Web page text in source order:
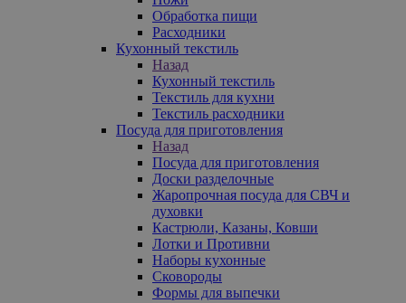
Обработка пищи
Расходники
Кухонный текстиль
Назад
Кухонный текстиль
Текстиль для кухни
Текстиль расходники
Посуда для приготовления
Назад
Посуда для приготовления
Доски разделочные
Жаропрочная посуда для СВЧ и
духовки
Кастрюли, Казаны, Ковши
Лотки и Противни
Наборы кухонные
Сковороды
Формы для выпечки